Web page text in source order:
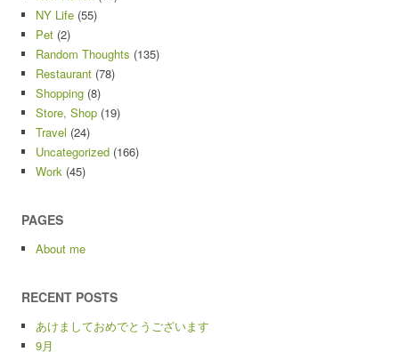
NY Life (55)
Pet (2)
Random Thoughts (135)
Restaurant (78)
Shopping (8)
Store, Shop (19)
Travel (24)
Uncategorized (166)
Work (45)
PAGES
About me
RECENT POSTS
あけましておめでとうございます
9月